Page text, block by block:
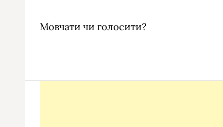
Мовчати чи голосити?